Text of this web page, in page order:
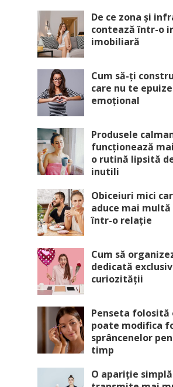
De ce zona și
contează într-o
imobiliară
Cum să-ți
care nu te
emoțional
Produsele
funcționează
o rutină lipsită
inutili
Obiceiuri mici
aduce mai multă
într-o relație
Cum să
dedicată exclusiv
curiozității
Penseta folosită
poate modifica
sprâncenelor
timp
O apariție